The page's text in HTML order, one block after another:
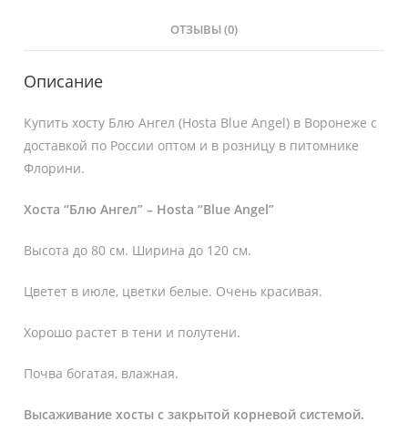
ОТЗЫВЫ (0)
Описание
Купить хосту Блю Ангел (Hosta Blue Angel) в Воронеже с
доставкой по России оптом и в розницу в питомнике
Флорини.
Хоста “Блю Ангел” – Hosta “Blue Angel”
Высота до 80 см. Ширина до 120 см.
Цветет в июле, цветки белые. Очень красивая.
Хорошо растет в тени и полутени.
Почва богатая, влажная.
Высаживание хосты с закрытой корневой системой.